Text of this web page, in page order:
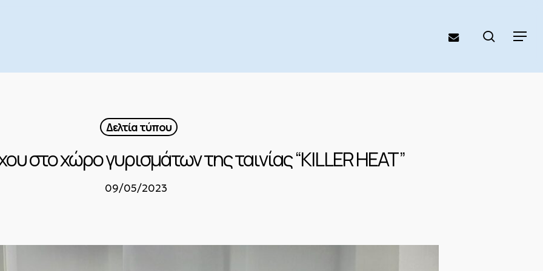
Menu
email search
Δελτία τύπου
στο χώρο γυρισμάτων της ταινίας “KILLER HEAT”
09/05/2023